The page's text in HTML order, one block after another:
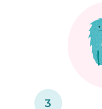
3